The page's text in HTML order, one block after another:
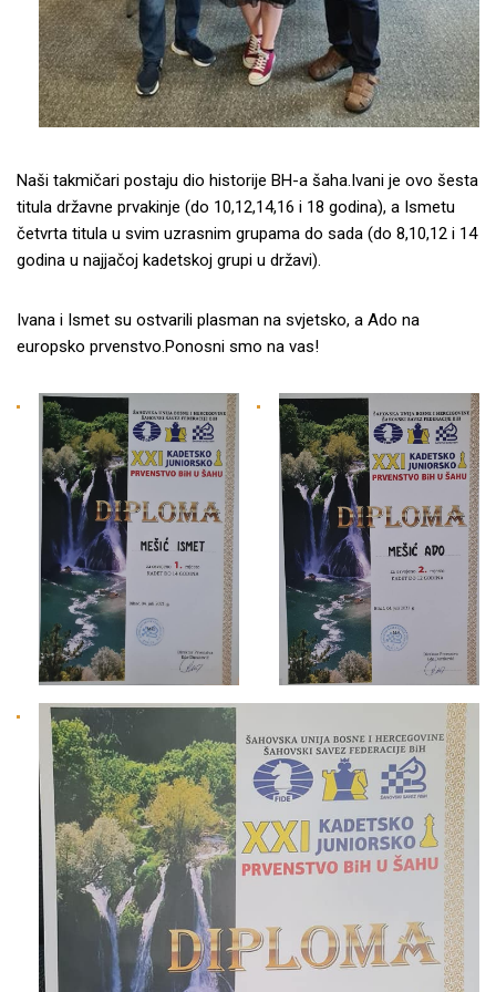
Naši takmičari postaju dio historije BH-a šaha.Ivani je ovo šesta
titula državne prvakinje (do 10,12,14,16 i 18 godina), a Ismetu
četvrta titula u svim uzrasnim grupama do sada (do 8,10,12 i 14
godina u najjačoj kadetskoj grupi u državi).
Ivana i Ismet su ostvarili plasman na svjetsko, a Ado na
europsko prvenstvo.Ponosni smo na vas!